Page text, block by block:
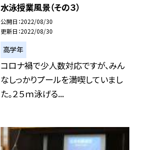
水泳授業風景（その３）
公開日 2022/08/30
更新日 2022/08/30
高学年
コロナ禍で少人数対応ですが、みん
なしっかりプールを満喫していまし
た。２５ｍ泳げる...